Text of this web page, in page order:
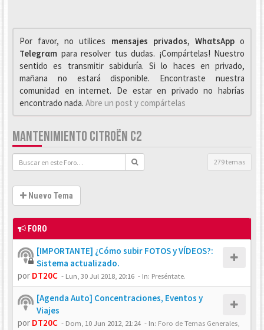
Por favor, no utilices mensajes privados, WhαtsAppo
Telegrαm para resolver tus dudas. ¡Compártelas! Nuestro
sentido es transmitir sabiduría. Si lo haces en privado,
mañana no estará disponible. Encontraste nuestra
comunidad en internet. De estar en privado no habrías
encontrado nada. Abre un post y compártelas
MANTENIMIENTO CITROËN C2
279 temas
Nuevo Tema
FORO
[IMPORTANTE] ¿Cómo subir FOTOS y VÍDEOS?:
Sistema actualizado.
por DT20C - Lun, 30 Jul 2018, 20:16 - In: Preséntate.
[Agenda Auto] Concentraciones, Eventos y
Viajes
por DT20C - Dom, 10 Jun 2012, 21:24 - In: Foro de Temas Generales,